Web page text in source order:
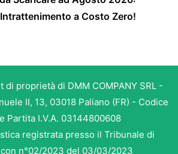
Intrattenimento a Costo Zero!
di proprietà di DMM COMPANY SRL -
II, 13, 03018 Paliano (FR) - Codice
Partita I.V.A. 03144800608
registrata presso il Tribunale di
n°02/2023 del 03/03/2023